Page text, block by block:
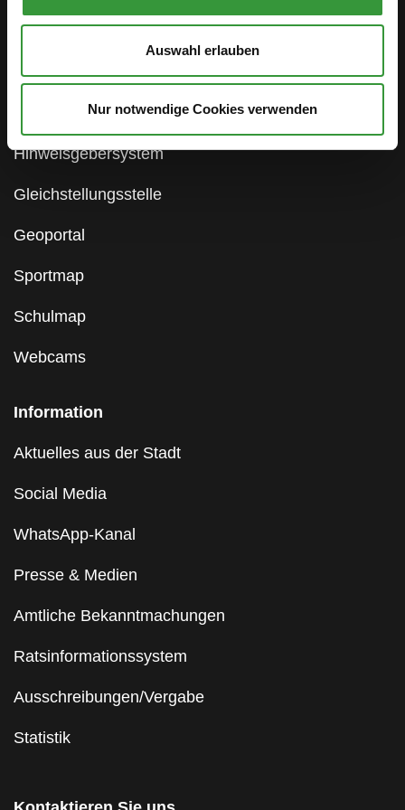
Auswahl erlauben
Nur notwendige Cookies verwenden
Öffentlichkeitsbeteiligung
Stellenanzeigen
Antidiskriminierung
Hinweisgebersystem
Gleichstellungsstelle
Geoportal
Sportmap
Schulmap
Webcams
Information
Aktuelles aus der Stadt
Social Media
WhatsApp-Kanal
Presse & Medien
Amtliche Bekanntmachungen
Ratsinformationssystem
Ausschreibungen/Vergabe
Statistik